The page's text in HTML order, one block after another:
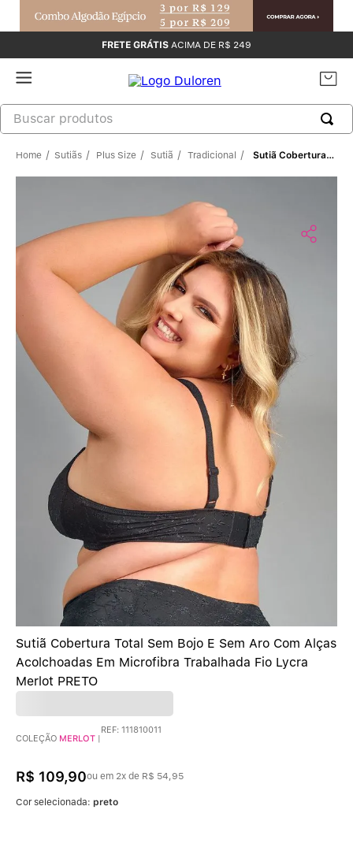
FRETE GRÁTIS ACIMA DE R$ 249
Sutiãs Plus Size Sutiã Tradicional Sutiã Cobertura Total Sem Bojo E Sem Aro Com Alças Acolchoadas Em Microfibra Trabalhada Fio Lycra Merlot PRETO
Sutiã Cobertura Total Sem Bojo E Sem Aro Com Alças
Acolchoadas Em Microfibra Trabalhada Fio Lycra
Merlot PRETO
COLEÇÃO MERLOT |
REF: 111810011
R$ 109,90ou em 2x de R$ 54,95
Cor selecionada: preto